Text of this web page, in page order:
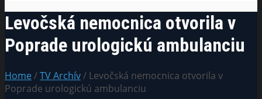
Levočská nemocnica otvorila v
Poprade urologickú ambulanciu
Home/TV Archív/ Levočská nemocnica otvorila v
Poprade urologickú ambulanciu